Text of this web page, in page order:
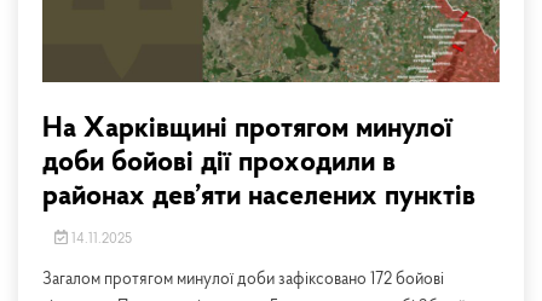
На Харківщині протягом минулої
доби бойові дії проходили в
районах дев’яти населених пунктів
14.11.2025
Загалом протягом минулої доби зафіксовано 172 бойові